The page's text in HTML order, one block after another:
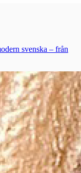
svenska – från